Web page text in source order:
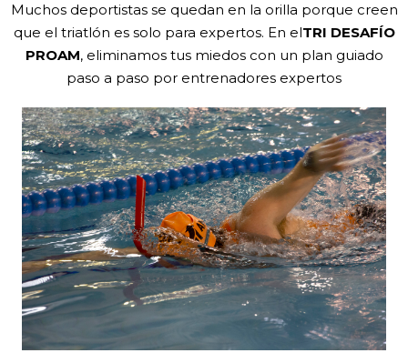
Muchos deportistas se quedan en la orilla porque creen
que el triatlón es solo para expertos. En elTRI DESAFÍO
PROAM, eliminamos tus miedos con un plan guiado
paso a paso por entrenadores expertos